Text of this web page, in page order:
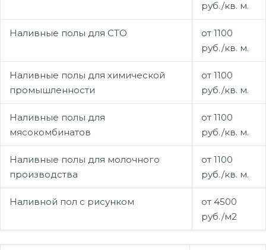
руб./кв. м.
Наливные полы для СТО
от 1100
руб./кв. м.
Наливные полы для химической
промышленности
от 1100
руб./кв. м.
Наливные полы для
мясокомбинатов
от 1100
руб./кв. м.
Наливные полы для молочного
производства
от 1100
руб./кв. м.
Наливной пол с рисунком
от 4500
руб./м2